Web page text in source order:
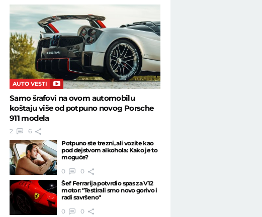
AUTO VESTI
Samo šrafovi na ovom automobilu
koštaju više od potpuno novog Porsche
911 modela
2
6
Potpuno ste trezni, ali vozite kao
pod dejstvom alkohola: Kako je to
moguće?
0
0
Šef Ferrarija potvrdio spas za V12
motor: "Testirali smo novo gorivo i
radi savršeno"
0
0